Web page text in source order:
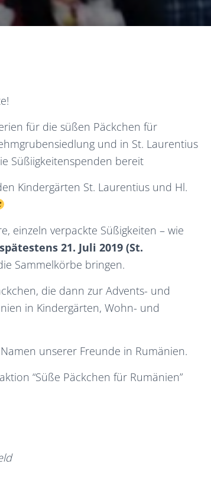
für die süßen Päckchen für
und in St. Laurentius
Süßiigkeitenspenden bereit
Kindergärten St. Laurentius und Hl.
einzeln verpackte Süßigkeiten – wie
21. Juli 2019 (St.
Sammelkörbe bringen.
die dann zur Advents- und
in Kindergärten, Wohn- und
unserer Freunde in Rumänien.
“Süße Päckchen für Rumänien”